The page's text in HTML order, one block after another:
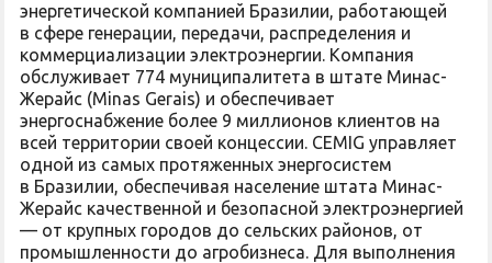
энергетической компанией Бразилии, работающей
в сфере генерации, передачи, распределения и
коммерциализации электроэнергии. Компания
обслуживает 774 муниципалитета в штате Минас-
Жерайс (Minas Gerais) и обеспечивает
энергоснабжение более 9 миллионов клиентов на
всей территории своей концессии. CEMIG управляет
одной из самых протяженных энергосистем
в Бразилии, обеспечивая население штата Минас-
Жерайс качественной и безопасной электроэнергией
— от крупных городов до сельских районов, от
промышленности до агробизнеса. Для выполнения